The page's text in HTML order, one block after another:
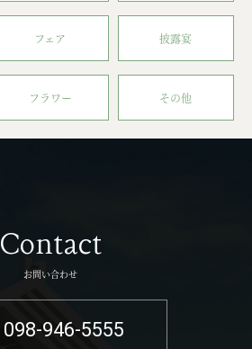
フェア 披露宴
フラワー その他
Contact
お問い合わせ
098-946-5555